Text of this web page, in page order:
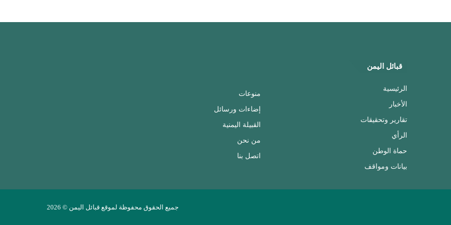
قبائل اليمن
الرئيسية
الأخبار
تقارير وتحقيقات
الرأي
حماة الوطن
بيانات ومواقف
منوعات
إضاءات ورسائل
القبيلة اليمنية
من نحن
اتصل بنا
جميع الحقوق محفوظة لموقع قبائل اليمن © 2026